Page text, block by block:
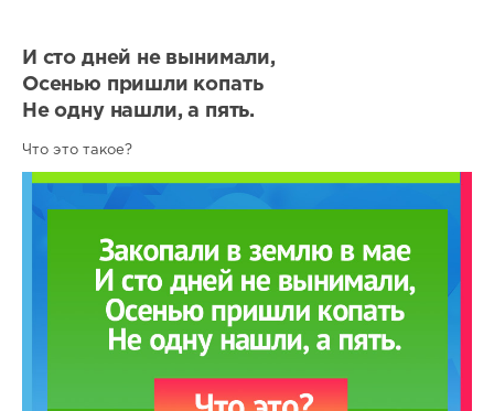
И сто дней не вынимали,
Осенью пришли копать
Не одну нашли, а пять.
Что это такое?